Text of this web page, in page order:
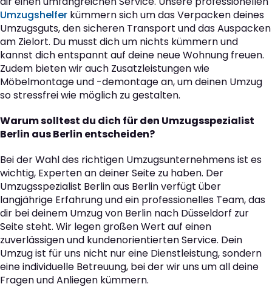
Umzugshelfer kümmern sich um das Verpacken deines
Umzugsguts, den sicheren Transport und das Auspacken
am Zielort. Du musst dich um nichts kümmern und
kannst dich entspannt auf deine neue Wohnung freuen.
Zudem bieten wir auch Zusatzleistungen wie
Möbelmontage und -demontage an, um deinen Umzug
so stressfrei wie möglich zu gestalten.
Warum solltest du dich für den Umzugsspezialist
Berlin aus Berlin entscheiden?
Bei der Wahl des richtigen Umzugsunternehmens ist es
wichtig, Experten an deiner Seite zu haben. Der
Umzugsspezialist Berlin aus Berlin verfügt über
langjährige Erfahrung und ein professionelles Team, das
dir bei deinem Umzug von Berlin nach Düsseldorf zur
Seite steht. Wir legen großen Wert auf einen
zuverlässigen und kundenorientierten Service. Dein
Umzug ist für uns nicht nur eine Dienstleistung, sondern
eine individuelle Betreuung, bei der wir uns um all deine
Fragen und Anliegen kümmern.